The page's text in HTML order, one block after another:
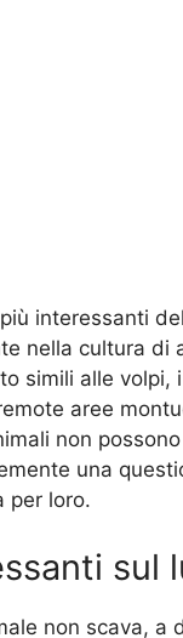
interessanti
nella cultura di
simili alle
aree
non
una
per loro.
sul
non scava, a